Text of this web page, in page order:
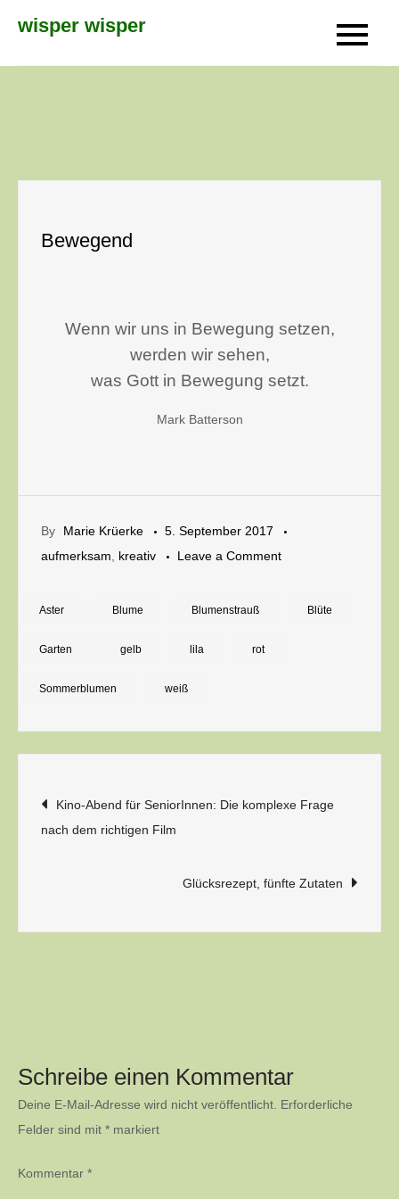
wisper wisper
Bewegend
Wenn wir uns in Bewegung setzen,
werden wir sehen,
was Gott in Bewegung setzt.
Mark Batterson
By Marie Krüerke
5. September 2017
aufmerksam
kreativ Leave a Commenton
Aster Blume Blumenstrauß Blüte
Garten gelb lila rot
Sommerblumen weiß
Beitragsnavigation
Kino-Abend für SeniorInnen: Die komplexe Frage
nach dem richtigen Film
Glücksrezept, fünfte Zutaten
Schreibe einen Kommentar
Deine E-Mail-Adresse wird nicht veröffentlicht. Erforderliche
Felder sind mit * markiert
Kommentar *